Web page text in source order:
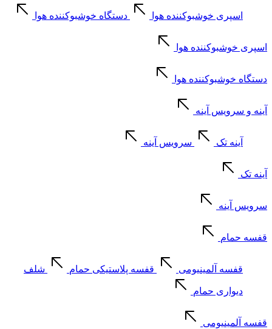
اسپری خوشبوکننده هوا دستگاه خوشبوکننده هوا
اسپری خوشبوکننده هوا
دستگاه خوشبوکننده هوا
آینه و سرویس آینه
آینه تک سرویس آینه
آینه تک
سرویس آینه
قفسه حمام
قفسه آلمینیومی قفسه پلاستیکی حمام شلف
دیواری حمام
قفسه آلمینیومی